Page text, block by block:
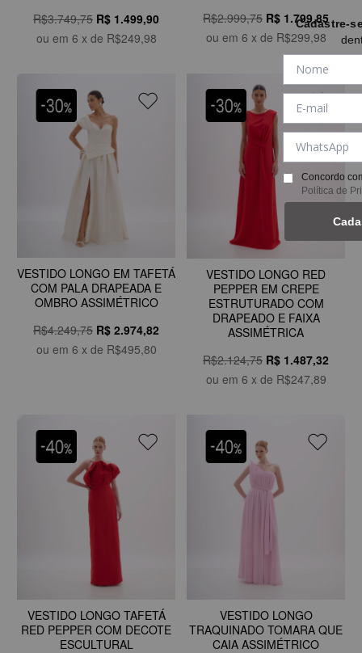
R$3.749,75 R$ 1.499,90
ou em 6 x de R$249,98
R$2.999,75 R$ 1.799,85
ou em 6 x de R$299,98
VESTIDO LONGO EM TAFETÁ
COM PALA DRAPEADA E
OMBRO ASSIMÉTRICO
R$4.249,75 R$ 2.974,82
ou em 6 x de R$495,80
VESTIDO LONGO RED
PEPPER EM CREPE
ESTRUTURADO COM
DRAPEADO E FAIXA
ASSIMÉTRICA
R$2.124,75 R$ 1.487,32
ou em 6 x de R$247,89
VESTIDO LONGO TAFETÁ
RED PEPPER COM DECOTE
ESCULTURAL
VESTIDO LONGO
TRAQUINADO TOMARA QUE
CAIA ASSIMÉTRICO
Cadastre-
Concordo
Política de